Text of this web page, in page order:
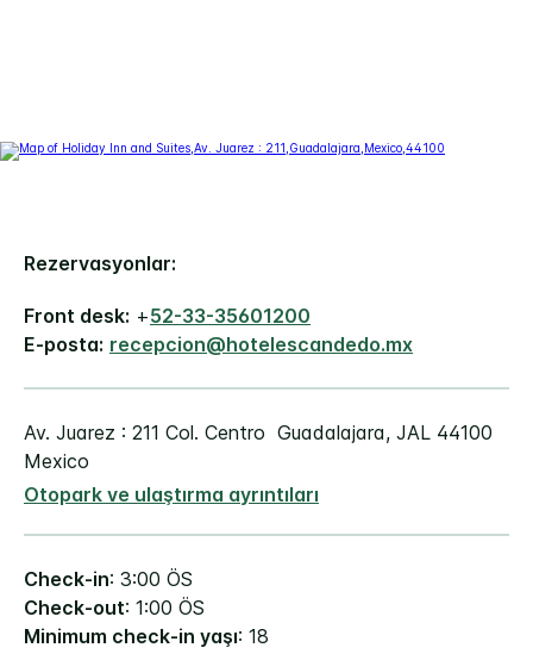
Rezervasyonlar:
Front desk: +52-33-35601200
E-posta: recepcion@hotelescandedo.mx
Av. Juarez : 211 Col. Centro Guadalajara, JAL 44100
Mexico
Otopark ve ulaştırma ayrıntıları
Check-in: 3:00 ÖS
Check-out: 1:00 ÖS
Minimum check-in yaşı: 18